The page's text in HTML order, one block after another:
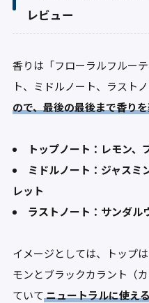
レビュー
香りは「フローラルフルー
ト、ミドルノート、ラスト
ので、最後の最後まで香り
トップノート：レモン、
ミドルノート：ジャスミ
レット
ラストノート：サンダル
イメージとしては、トップ
モンとブラックカラント（
ていてニュートラルに使え